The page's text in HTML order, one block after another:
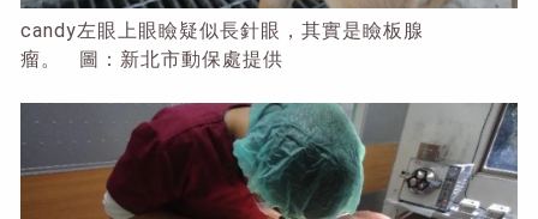
candy左眼上眼瞼疑似長針眼，其實是瞼板腺
瘤。 圖：新北市動保處提供